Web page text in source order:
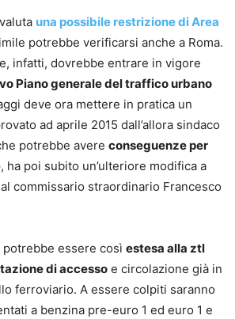
una possibile restrizione di Area
potrebbe verificarsi anche a Roma.
infatti, dovrebbe entrare in vigore
Piano generale del traffico urbano
deve ora mettere in pratica un
ad aprile 2015 dall’allora sindaco
potrebbe avere conseguenze per
, ha poi subito un’ulteriore modifica a
commissario straordinario Francesco
essere così estesa alla ztl
di accesso e circolazione già in
ferroviario. A essere colpiti saranno
a benzina pre-euro 1 ed euro 1 e